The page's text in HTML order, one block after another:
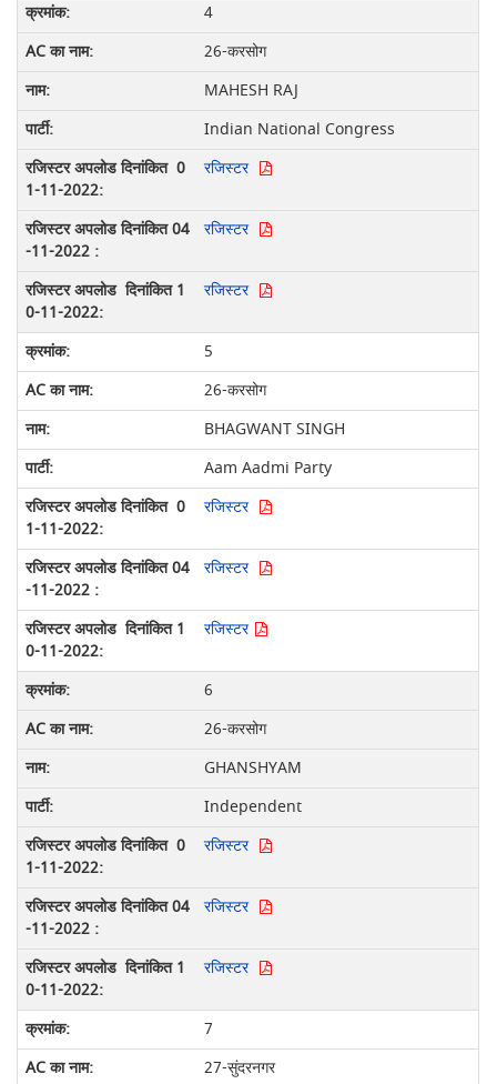
4
26-करसोग
MAHESH RAJ
Indian National Congress
रजिस्टर
रजिस्टर
रजिस्टर
5
26-करसोग
BHAGWANT SINGH
Aam Aadmi Party
रजिस्टर
रजिस्टर
रजिस्टर
6
26-करसोग
GHANSHYAM
Independent
रजिस्टर
रजिस्टर
रजिस्टर
7
27-सुंदरनगर